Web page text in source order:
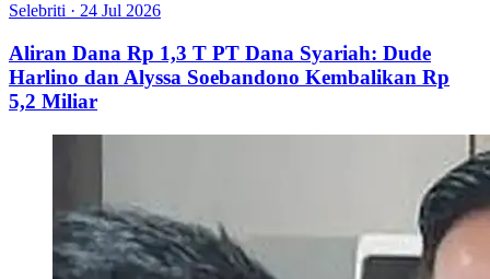
Selebriti · 24 Jul 2026
Aliran Dana Rp 1,3 T PT Dana Syariah: Dude
Harlino dan Alyssa Soebandono Kembalikan Rp
5,2 Miliar